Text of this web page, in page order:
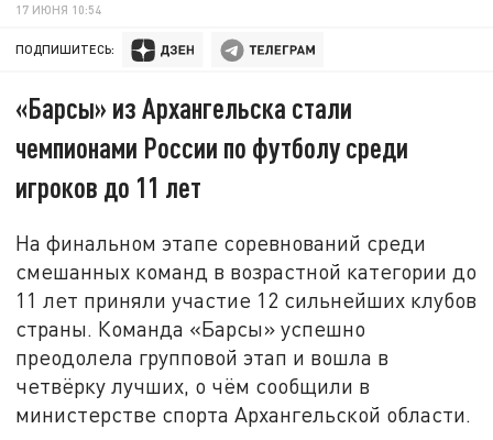
17 ИЮНЯ 10:54
ПОДПИШИТЕСЬ:
«Барсы» из Архангельска стали
чемпионами России по футболу среди
игроков до 11 лет
На финальном этапе соревнований среди
смешанных команд в возрастной категории до
11 лет приняли участие 12 сильнейших клубов
страны. Команда «Барсы» успешно
преодолела групповой этап и вошла в
четвёрку лучших, о чём сообщили в
министерстве спорта Архангельской области.